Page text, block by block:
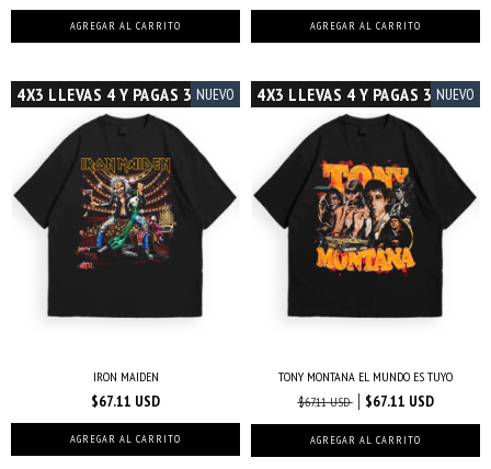
AGREGAR AL CARRITO AGREGAR AL CARRITO
4X3 LLEVAS 4 Y PAGAS 3 NUEVO
IRON MAIDEN
$67.11 USD
AGREGAR AL CARRITO
4X3 LLEVAS 4 Y PAGAS 3 NUEVO
TONY MONTANA EL MUNDO ES TUYO
$67.11 USD
$67.11 USD
AGREGAR AL CARRITO